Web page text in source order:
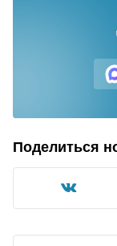
Поделиться